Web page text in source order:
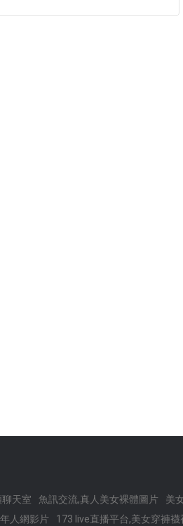
天室 魚訊交流,真人美女裸體圖片 美
人網影片 173 live直播平台,美女穿褲襪